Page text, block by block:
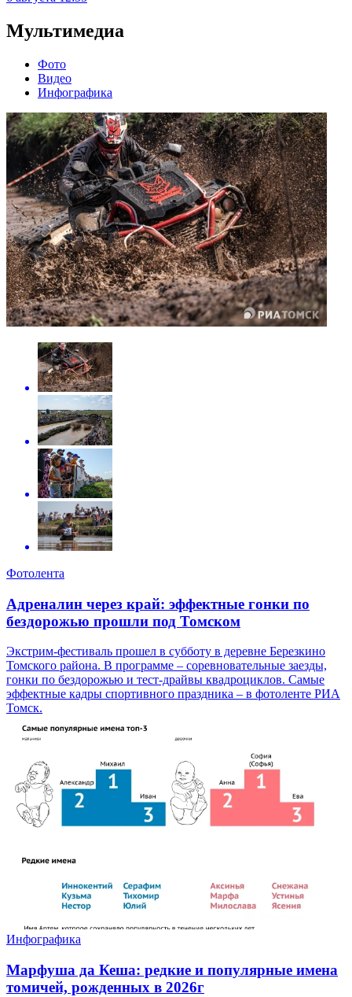
Мультимедиа
Фото
Видео
Инфографика
Фотолента
Адреналин через край: эффектные гонки по
бездорожью прошли под Томском
Экстрим-фестиваль прошел в субботу в деревне Березкино
Томского района. В программе – соревновательные заезды,
гонки по бездорожью и тест-драйвы квадроциклов. Самые
эффектные кадры спортивного праздника – в фотоленте РИА
Томск.
Инфографика
Марфуша да Кеша: редкие и популярные имена
томичей, рожденных в 2026г